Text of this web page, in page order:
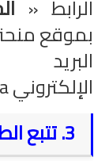
الرابط «
بموقع
البريد
الإلكتروني codemassar@taalim.ma
3. تتبع الطلب